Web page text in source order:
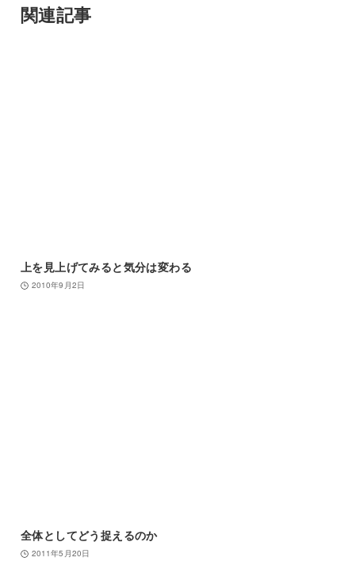
関連記事
上を見上げてみると気分は変わる
2010年9月2日
全体としてどう捉えるのか
2011年5月20日